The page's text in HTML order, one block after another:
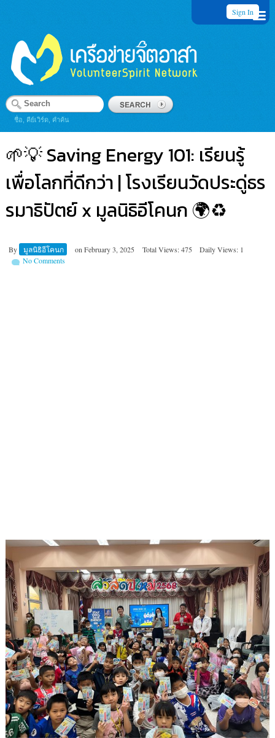
Sign In
ชื่อ, คีย์เวิร์ด, คำค้น
🌱💡 Saving Energy 101: เรียนรู้
เพื่อโลกที่ดีกว่า | โรงเรียนวัดประดู่ธร
รมาธิปัตย์ x มูลนิธิอีโคนก 🌍♻️
By มูลนิธิอีโคนก on February 3, 2025 Total Views: 475
Daily Views: 1
No Comments